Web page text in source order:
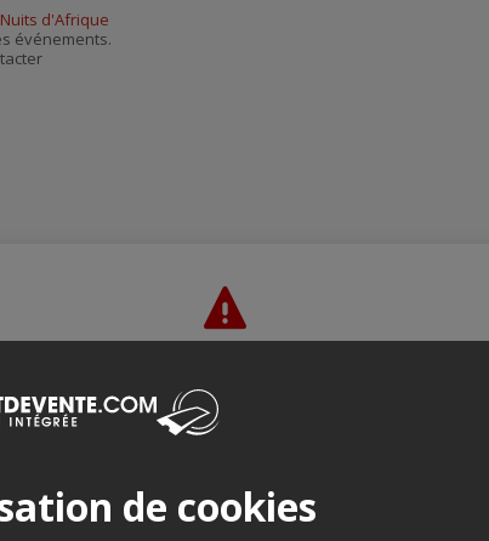
d'Afrique
événements.
de cookies